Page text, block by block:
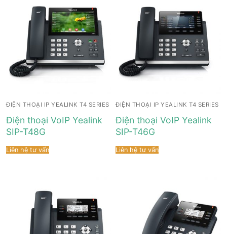
ĐIỆN THOẠI IP YEALINK T4 SERIES
Điện thoại VoIP Yealink
SIP-T48G
Liên hệ tư vấn
ĐIỆN THOẠI IP YEALINK T4 SERIES
Điện thoại VoIP Yealink
SIP-T46G
Liên hệ tư vấn